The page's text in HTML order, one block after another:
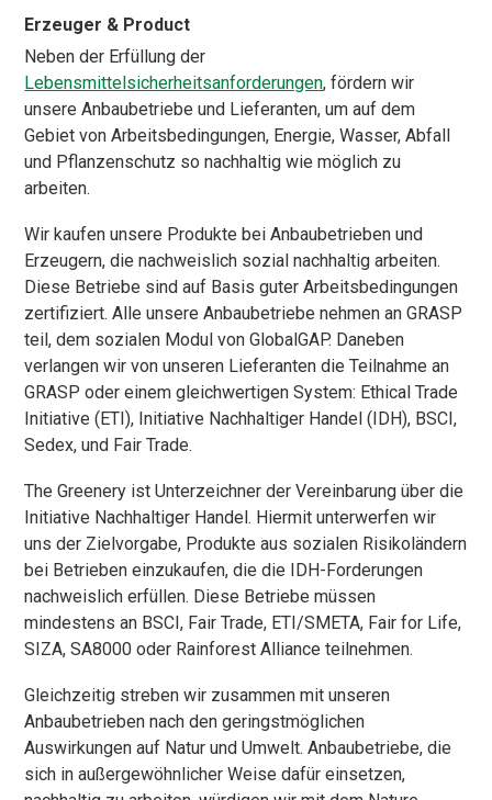
Erzeuger & Product
Neben der Erfüllung der
Lebensmittelsicherheitsanforderungen, fördern wir
unsere Anbaubetriebe und Lieferanten, um auf dem
Gebiet von Arbeitsbedingungen, Energie, Wasser, Abfall
und Pflanzenschutz so nachhaltig wie möglich zu
arbeiten.
Wir kaufen unsere Produkte bei Anbaubetrieben und
Erzeugern, die nachweislich sozial nachhaltig arbeiten.
Diese Betriebe sind auf Basis guter Arbeitsbedingungen
zertifiziert. Alle unsere Anbaubetriebe nehmen an GRASP
teil, dem sozialen Modul von GlobalGAP. Daneben
verlangen wir von unseren Lieferanten die Teilnahme an
GRASP oder einem gleichwertigen System: Ethical Trade
Initiative (ETI), Initiative Nachhaltiger Handel (IDH), BSCI,
Sedex, und Fair Trade.
The Greenery ist Unterzeichner der Vereinbarung über die
Initiative Nachhaltiger Handel. Hiermit unterwerfen wir
uns der Zielvorgabe, Produkte aus sozialen Risikoländern
bei Betrieben einzukaufen, die die IDH-Forderungen
nachweislich erfüllen. Diese Betriebe müssen
mindestens an BSCI, Fair Trade, ETI/SMETA, Fair for Life,
SIZA, SA8000 oder Rainforest Alliance teilnehmen.
Gleichzeitig streben wir zusammen mit unseren
Anbaubetrieben nach den geringstmöglichen
Auswirkungen auf Natur und Umwelt. Anbaubetriebe, die
sich in außergewöhnlicher Weise dafür einsetzen,